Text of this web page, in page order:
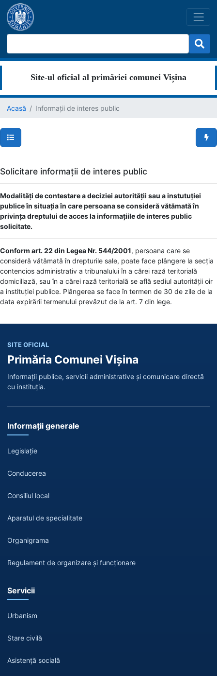
Site-ul oficial al primăriei comunei Vișina
Acasă Informații de interes public
Secțiuni pagină
Solicitare informații de interes public
Modalități de contestare a deciziei autorității sau a instutuției
publice în situația în care persoana se consideră vătămată în
privința dreptului de acces la informațiile de interes public
solicitate.
Conform art. 22 din Legea Nr. 544/2001, persoana care se
consideră vătămată în drepturile sale, poate face plângere la secția
contencios administrativ a tribunalului în a cărei rază teritorială
domiciliază, sau în a cărei rază teritorială se află sediul autorității oir
a instituției publice. Plângerea se face în termen de 30 de zile de la
data expirării termenului prevăzut de la art. 7 din lege.
SITE OFICIAL
Primăria Comunei Vișina
Informații publice, servicii administrative și comunicare directă
cu instituția.
Informații generale
Legislație
Conducerea
Consiliul local
Aparatul de specialitate
Organigrama
Regulament de organizare și funcționare
Servicii
Urbanism
Stare civilă
Asistență socială